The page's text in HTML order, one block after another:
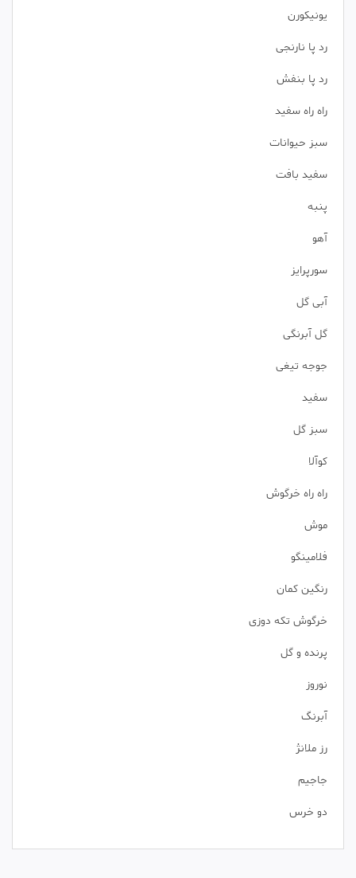
یونیکورن
رد پا نارنجی
رد پا بنفش
راه راه سفید
سبز حیوانات
سفید بافت
پنبه
آهو
سورپرایز
آبی گل
گل آبرنگی
جوجه تیغی
سفید
سبز گل
کوآلا
راه راه خرگوش
موش
فلامینگو
رنگین کمان
خرگوش تکه دوزی
پرنده و گل
نوروز
آبرنگ
رز ملانژ
جاجیم
دو خرس